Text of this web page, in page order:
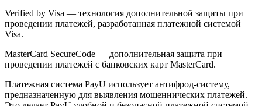
Verified by Visa — технология дополнительной защиты при
проведении платежей, разработанная платежной системой
Visa.
MasterCard SecureCode — дополнительная защита при
проведении платежей с банковских карт MasterCard.
Платежная система PayU использует антифрод-систему,
предназначенную для выявления мошеннических платежей.